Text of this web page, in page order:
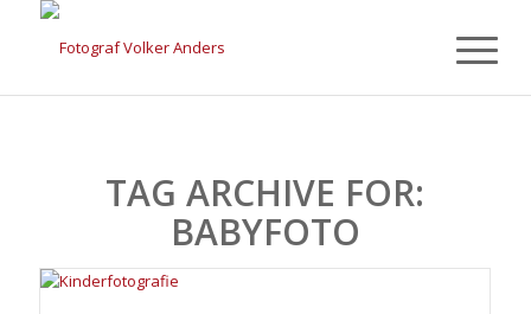
TAG ARCHIVE FOR:
BABYFOTO